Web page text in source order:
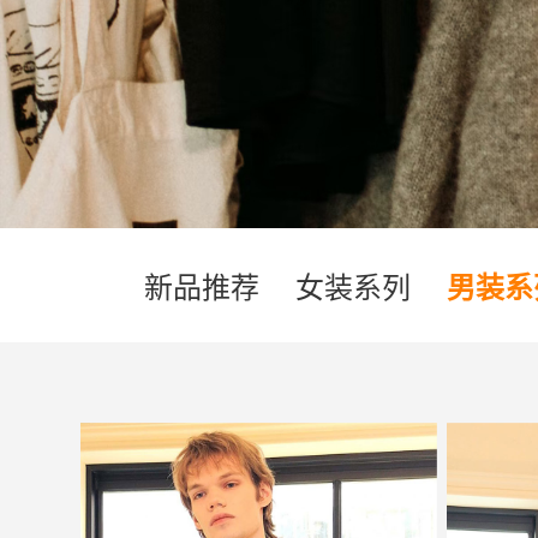
新品推荐 女装系列 男装